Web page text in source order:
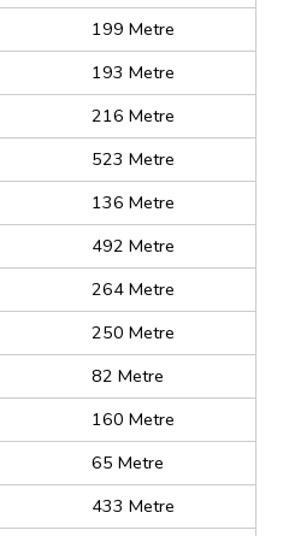
199 Metre
193 Metre
216 Metre
523 Metre
136 Metre
492 Metre
264 Metre
250 Metre
82 Metre
160 Metre
65 Metre
433 Metre